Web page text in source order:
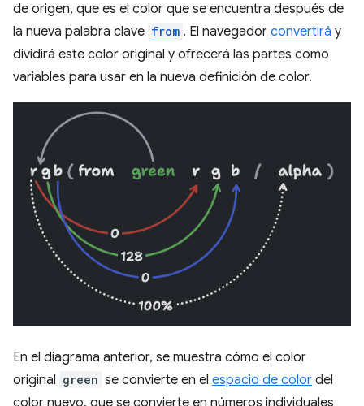
de origen, que es el color que se encuentra después de
la nueva palabra clave from . El navegador convertirá y
dividirá este color original y ofrecerá las partes como
variables para usar en la nueva definición de color.
En el diagrama anterior, se muestra cómo el color
original green se convierte en el espacio de color del
color nuevo, que se convierte en números individuales